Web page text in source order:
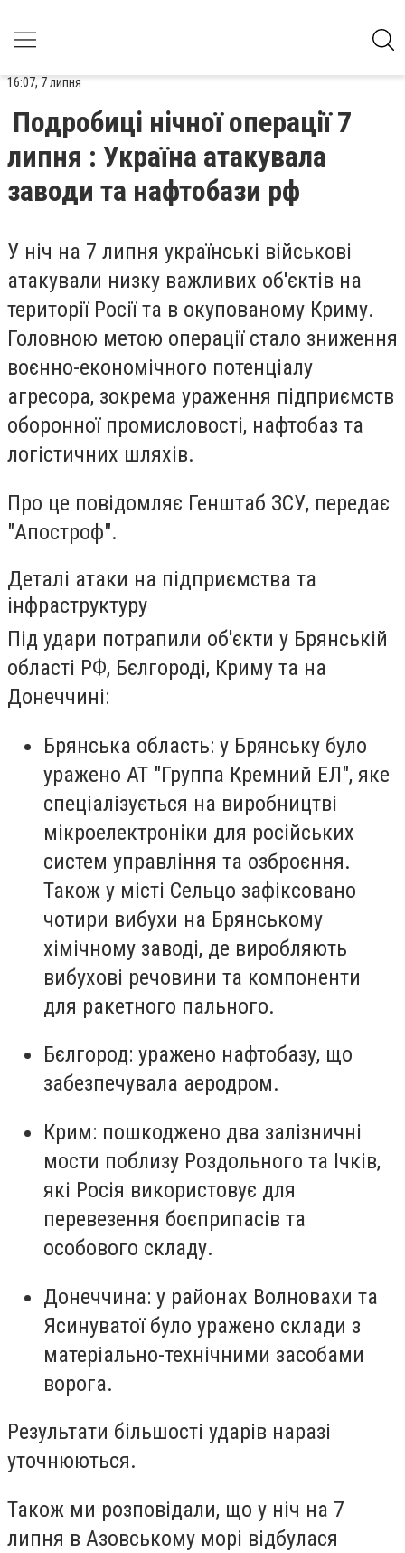
16:07, 7 липня
Подробиці нічної операції 7
липня : Україна атакувала
заводи та нафтобази рф
У ніч на 7 липня українські військові
атакували низку важливих об'єктів на
території Росії та в окупованому Криму.
Головною метою операції стало зниження
воєнно-економічного потенціалу
агресора, зокрема ураження підприємств
оборонної промисловості, нафтобаз та
логістичних шляхів.
Про це повідомляє Генштаб ЗСУ, передає
"Апостроф".
Деталі атаки на підприємства та
інфраструктуру
Під удари потрапили об'єкти у Брянській
області РФ, Бєлгороді, Криму та на
Донеччині:
Брянська область: у Брянську було
уражено АТ "Группа Кремний ЕЛ", яке
спеціалізується на виробництві
мікроелектроніки для російських
систем управління та озброєння.
Також у місті Сельцо зафіксовано
чотири вибухи на Брянському
хімічному заводі, де виробляють
вибухові речовини та компоненти
для ракетного пального.
Бєлгород: уражено нафтобазу, що
забезпечувала аеродром.
Крим: пошкоджено два залізничні
мости поблизу Роздольного та Ічків,
які Росія використовує для
перевезення боєприпасів та
особового складу.
Донеччина: у районах Волновахи та
Ясинуватої було уражено склади з
матеріально-технічними засобами
ворога.
Результати більшості ударів наразі
уточнюються.
Також ми розповідали, що у ніч на 7
липня в Азовському морі відбулася